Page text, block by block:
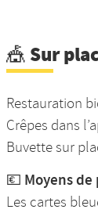
🎪 Sur
Restauration
Crêpes dans
Buvette sur
💶 Moyens
Les cartes